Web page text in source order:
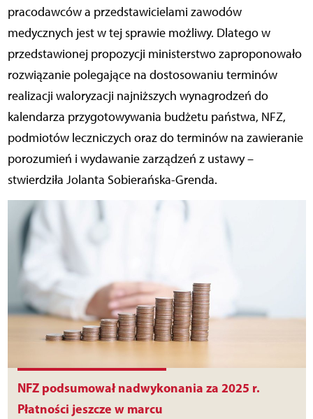
pracodawców a przedstawicielami zawodów
medycznych jest w tej sprawie możliwy. Dlatego w
przedstawionej propozycji ministerstwo zaproponowało
rozwiązanie polegające na dostosowaniu terminów
realizacji waloryzacji najniższych wynagrodzeń do
kalendarza przygotowywania budżetu państwa, NFZ,
podmiotów leczniczych oraz do terminów na zawieranie
porozumień i wydawanie zarządzeń z ustawy –
stwierdziła Jolanta Sobierańska-Grenda.
NFZ podsumował nadwykonania za 2025 r.
Płatności jeszcze w marcu